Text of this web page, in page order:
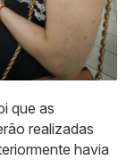
que as
realizadas
havia